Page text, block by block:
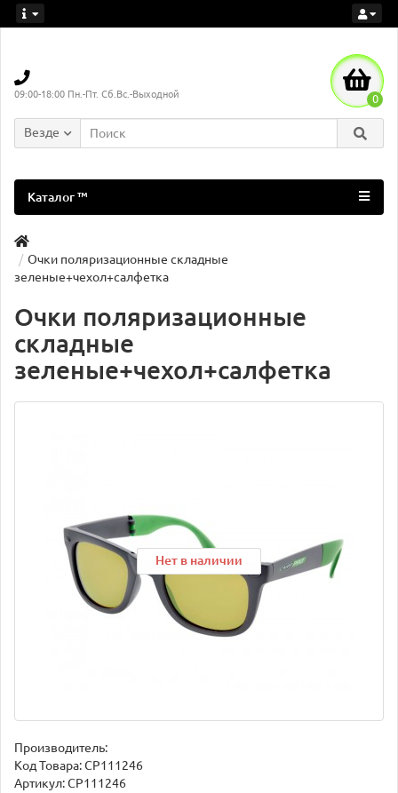
09:00-18:00 Пн.-Пт. Сб.Вс.-Выходной 0
Везде
Каталог ™
Очки поляризационные складные
зеленые+чехол+салфетка
Очки поляризационные
складные
зеленые+чехол+салфетка
Нет в наличии
Нет в наличии
Нет в наличии
Производитель:
Код Товара:CP111246
Артикул: CP111246